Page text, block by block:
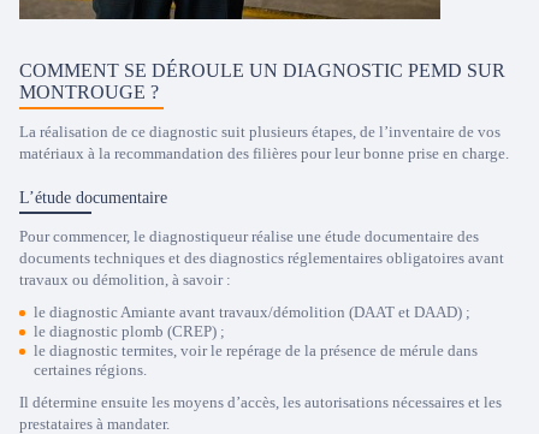
COMMENT SE DÉROULE UN DIAGNOSTIC PEMD SUR
MONTROUGE ?
La réalisation de ce diagnostic suit plusieurs étapes, de l’inventaire de vos
matériaux à la recommandation des filières pour leur bonne prise en charge.
L’étude documentaire
Pour commencer, le diagnostiqueur réalise une étude documentaire des
documents techniques et des diagnostics réglementaires obligatoires avant
travaux ou démolition, à savoir :
le diagnostic Amiante avant travaux/démolition (DAAT et DAAD) ;
le diagnostic plomb (CREP) ;
le diagnostic termites, voir le repérage de la présence de mérule dans
certaines régions.
Il détermine ensuite les moyens d’accès, les autorisations nécessaires et les
prestataires à mandater.